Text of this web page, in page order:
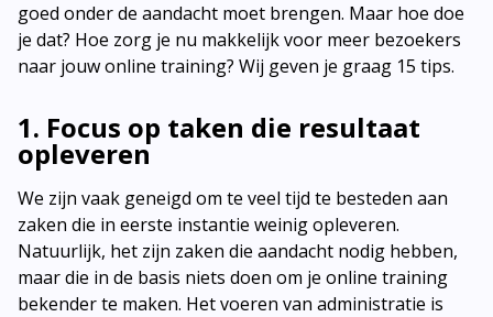
goed onder de aandacht moet brengen. Maar hoe doe
je dat? Hoe zorg je nu makkelijk voor meer bezoekers
naar jouw online training? Wij geven je graag 15 tips.
1. Focus op taken die resultaat
opleveren
We zijn vaak geneigd om te veel tijd te besteden aan
zaken die in eerste instantie weinig opleveren.
Natuurlijk, het zijn zaken die aandacht nodig hebben,
maar die in de basis niets doen om je online training
bekender te maken. Het voeren van administratie is